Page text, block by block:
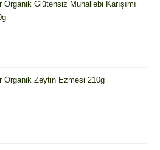
Organik Glütensiz Muhallebi Karışımı
Organik Zeytin Ezmesi 210g